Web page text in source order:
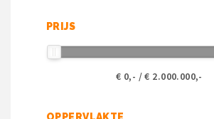
PRIJS
€ 0,- / € 2.000.000,-